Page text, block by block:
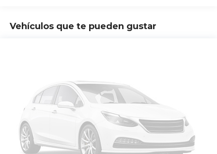
Vehículos que te pueden gustar